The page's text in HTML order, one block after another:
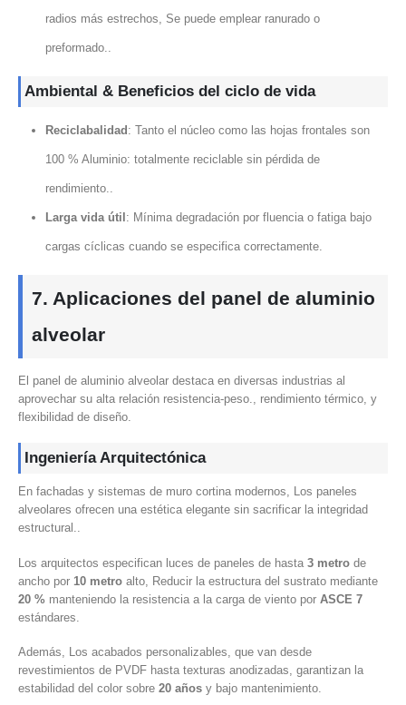
radios más estrechos, Se puede emplear ranurado o
preformado..
Ambiental & Beneficios del ciclo de vida
Reciclabalidad : Tanto el núcleo como las hojas frontales son
100 % Aluminio: totalmente reciclable sin pérdida de
rendimiento..
Larga vida útil : Mínima degradación por fluencia o fatiga bajo
cargas cíclicas cuando se especifica correctamente.
7. Aplicaciones del panel de aluminio
alveolar
El panel de aluminio alveolar destaca en diversas industrias al
aprovechar su alta relación resistencia-peso., rendimiento térmico, y
flexibilidad de diseño.
Ingeniería Arquitectónica
En fachadas y sistemas de muro cortina modernos, Los paneles
alveolares ofrecen una estética elegante sin sacrificar la integridad
estructural..
Los arquitectos especifican luces de paneles de hasta 3 metro de
ancho por 10 metro alto, Reducir la estructura del sustrato mediante
20 % manteniendo la resistencia a la carga de viento por ASCE 7
estándares.
Además, Los acabados personalizables, que van desde
revestimientos de PVDF hasta texturas anodizadas, garantizan la
estabilidad del color sobre 20 años y bajo mantenimiento.